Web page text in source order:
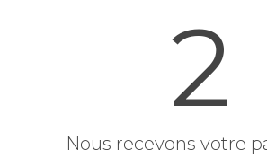
2
Nous recevons votre